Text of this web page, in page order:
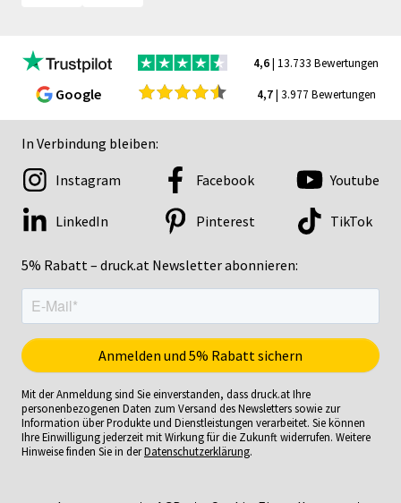
4,6| 13.733 Bewertungen
Google 4,7| 3.977 Bewertungen
In Verbindung bleiben:
5% Rabatt – druck.at Newsletter abonnieren:
Instagram Facebook Youtube
LinkedIn Pinterest TikTok
Mit der Anmeldung sind Sie einverstanden, dass druck.at Ihre
personenbezogenen Daten zum Versand des Newsletters sowie zur
Information über Produkte und Dienstleistungen verarbeitet. Sie können
Ihre Einwilligung jederzeit mit Wirkung für die Zukunft widerrufen. Weitere
Hinweise finden Sie in derDatenschutzerklärung.